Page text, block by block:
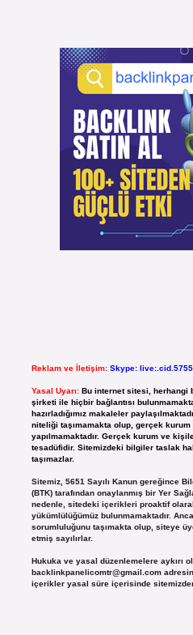
Reklam ve İletişim: Skype:
Yasal Uyarı: Bu internet sitesi, herhangi
şirketi ile hiçbir bağlantısı
hazırladığımız makaleler
niteliği taşımamakta olup, gerçek
yapılmamaktadır. Gerçek kurum ve
tesadüfidir. Sitemizdeki bilgiler taslak
taşımazlar.
Sitemiz, 5651 Sayılı Kanun gereğince
(BTK) tarafından onaylanmış bir Yer
nedenle, sitedeki içerikleri proaktif
yükümlülüğümüz bulunmamaktadır.
sorumluluğunu taşımakta olup, siteye
etmiş sayılırlar.
Hukuka ve yasal düzenlemelere aykırı
backlinkpanelicomtr@gmail.com
içerikler yasal süre içerisinde sitemizden